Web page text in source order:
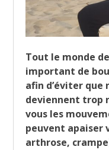
Tout le monde
important de
afin d’éviter que
deviennent trop
vous les
peuvent apaiser
arthrose,